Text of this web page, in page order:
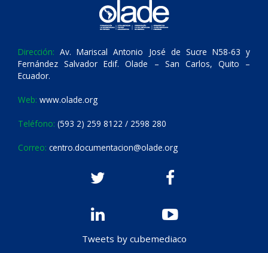
Dirección: Av. Mariscal Antonio José de Sucre N58-63 y
Fernández Salvador Edif. Olade – San Carlos, Quito –
Ecuador.
Web: www.olade.org
Teléfono: (593 2) 259 8122 / 2598 280
Correo: centro.documentacion@olade.org
Tweets by cubemediaco